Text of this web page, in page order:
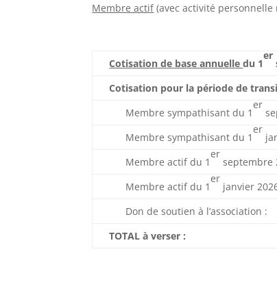
Membre actif(avec activité
Cotisation de base annuelledu 1
er
Cotisation pour la période de
Membre sympathisant du 1
er
Membre sympathisant du 1
er
Membre actif du 1
er
septembre
Membre actif du 1
er
janvier
Don de soutien à l’association :
TOTAL à verser :